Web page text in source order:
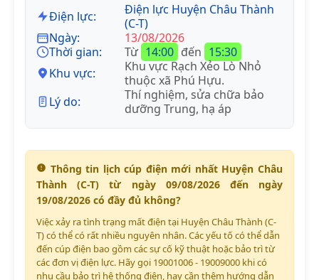
Điện lực:
Điện lực Huyện Châu Thành
(C-T)
Ngày:
13/08/2026
Thời gian:
Từ 14:00 đến 15:30
Khu vực:
Khu vực Rạch Xẻo Lò Nhỏ
thuộc xã Phú Hựu.
Lý do:
Thí nghiệm, sửa chữa bảo
dưỡng Trung, hạ áp
Thông tin lịch cúp điện mới nhất Huyện Châu
Thành (C-T) từ ngày 09/08/2026 đến ngày
19/08/2026 có đầy đủ không?
Việc xảy ra tình trạng mất điện tại Huyện Châu Thành (C-
T) có thể có rất nhiều nguyên nhân. Các yếu tố có thể dẫn
đến cúp điện bao gồm các sự cố kỹ thuật hoặc bảo trì từ
các đơn vị điện lực. Hãy gọi 19001006 - 19009000 khi có
nhu cầu bảo trì hệ thống điện, hay cần thêm hướng dẫn